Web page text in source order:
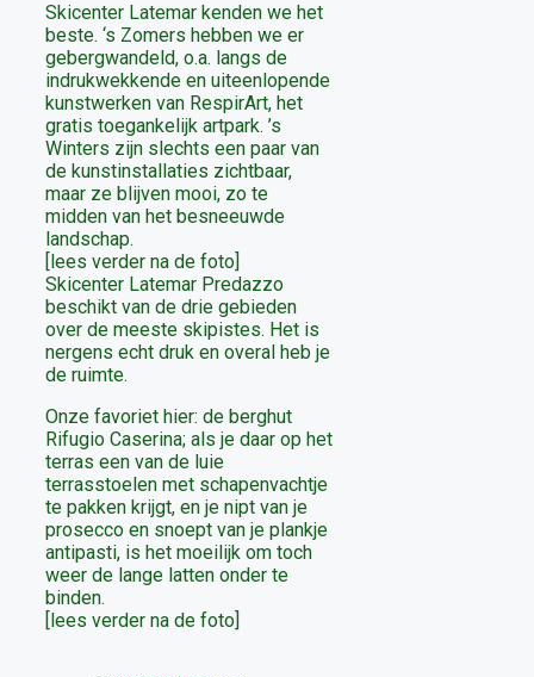
Skicenter Latemar kenden we het
beste. ‘s Zomers hebben we er
gebergwandeld, o.a. langs de
indrukwekkende en uiteenlopende
kunstwerken van RespirArt, het
gratis toegankelijk artpark. ’s
Winters zijn slechts een paar van
de kunstinstallaties zichtbaar,
maar ze blijven mooi, zo te
midden van het besneeuwde
landschap.
[lees verder na de foto]
Skicenter Latemar Predazzo
beschikt van de drie gebieden
over de meeste skipistes. Het is
nergens echt druk en overal heb je
de ruimte.
Onze favoriet hier: de berghut
Rifugio Caserina; als je daar op het
terras een van de luie
terrasstoelen met schapenvachtje
te pakken krijgt, en je nipt van je
prosecco en snoept van je plankje
antipasti, is het moeilijk om toch
weer de lange latten onder te
binden.
[lees verder na de foto]